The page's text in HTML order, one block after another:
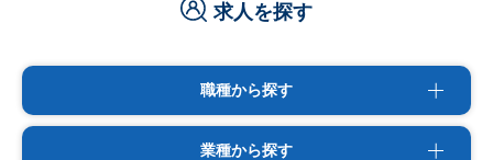
求人を探す
職種から探す
業種から探す